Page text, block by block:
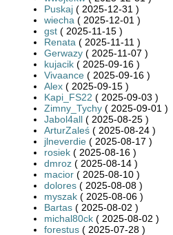
Puskaj ( 2025-12-31 )
wiecha ( 2025-12-01 )
gst ( 2025-11-15 )
Renata ( 2025-11-11 )
Gerwazy ( 2025-11-07 )
kujacik ( 2025-09-16 )
Vivaance ( 2025-09-16 )
Alex ( 2025-09-15 )
Kapi_FS22 ( 2025-09-03 )
Zimny_Tychy ( 2025-09-01 )
Jabol4all ( 2025-08-25 )
ArturZaleś ( 2025-08-24 )
jlneverdie ( 2025-08-17 )
rosiek ( 2025-08-16 )
dmroz ( 2025-08-14 )
macior ( 2025-08-10 )
dolores ( 2025-08-08 )
myszak ( 2025-08-06 )
Bartas ( 2025-08-02 )
michal80ck ( 2025-08-02 )
forestus ( 2025-07-28 )